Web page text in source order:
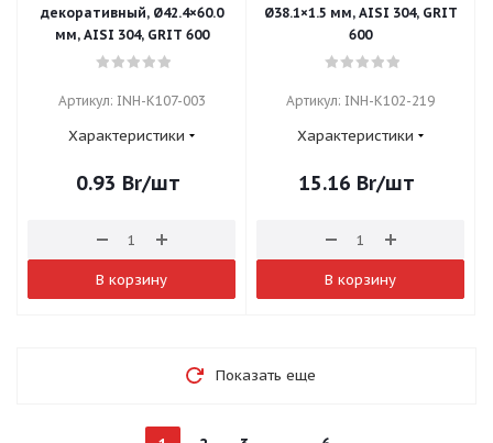
декоративный, Ø42.4×60.0
мм, AISI 304, GRIT 600
Артикул: INH-K107-003
Характеристики
0.93 Br/шт
В корзину
Ø38.1×1.5 мм, AISI 304, GRIT
600
Артикул: INH-K102-219
Характеристики
15.16 Br/шт
В корзину
Показать еще